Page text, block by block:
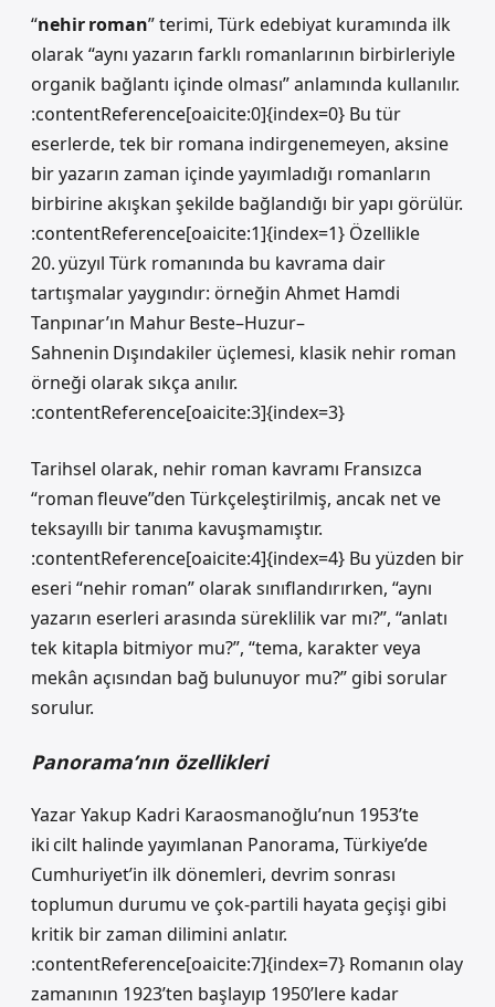
“nehir roman” terimi, Türk edebiyat kuramında ilk
olarak “aynı yazarın farklı romanlarının birbirleriyle
organik bağlantı içinde olması” anlamında kullanılır.
:contentReference[oaicite:0]{index=0} Bu tür
eserlerde, tek bir romana indirgenemeyen, aksine
bir yazarın zaman içinde yayımladığı romanların
birbirine akışkan şekilde bağlandığı bir yapı görülür.
:contentReference[oaicite:1]{index=1} Özellikle
20. yüzyıl Türk romanında bu kavrama dair
tartışmalar yaygındır: örneğin Ahmet Hamdi
Tanpınar’ın Mahur Beste–Huzur–
Sahnenin Dışındakiler üçlemesi, klasik nehir roman
örneği olarak sıkça anılır.
:contentReference[oaicite:3]{index=3}
Tarihsel olarak, nehir roman kavramı Fransızca
“roman fleuve”den Türkçeleştirilmiş, ancak net ve
tek­sayıllı bir tanıma kavuşmamıştır.
:contentReference[oaicite:4]{index=4} Bu yüzden bir
eseri “nehir roman” olarak sınıflandırırken, “aynı
yazarın eserleri arasında süreklilik var mı?”, “anlatı
tek kitapla bitmiyor mu?”, “tema, karakter veya
mekân açısından bağ bulunuyor mu?” gibi sorular
sorulur.
Panorama’nın özellikleri
Yazar Yakup Kadri Karaosmanoğlu’nun 1953’te
iki cilt halinde yayımlanan Panorama, Türkiye’de
Cumhuriyet’in ilk dönemleri, devrim sonrası
toplumun durumu ve çok‑partili hayata geçişi gibi
kritik bir zaman dilimini anlatır.
:contentReference[oaicite:7]{index=7} Romanın olay
zamanının 1923’ten başlayıp 1950’lere kadar